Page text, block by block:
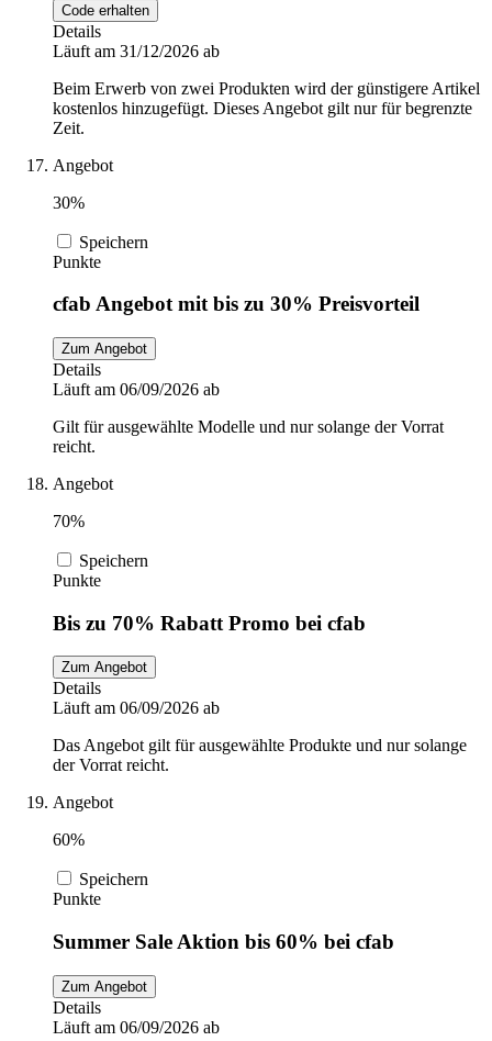
Code erhalten
Details
Läuft am 31/12/2026 ab
Beim Erwerb von zwei Produkten wird der günstigere Artikel
kostenlos hinzugefügt. Dieses Angebot gilt nur für begrenzte
Zeit.
Angebot
30%
Speichern
Punkte
cfab Angebot mit bis zu 30% Preisvorteil
Zum Angebot
Details
Läuft am 06/09/2026 ab
Gilt für ausgewählte Modelle und nur solange der Vorrat
reicht.
Angebot
70%
Speichern
Punkte
Bis zu 70% Rabatt Promo bei cfab
Zum Angebot
Details
Läuft am 06/09/2026 ab
Das Angebot gilt für ausgewählte Produkte und nur solange
der Vorrat reicht.
Angebot
60%
Speichern
Punkte
Summer Sale Aktion bis 60% bei cfab
Zum Angebot
Details
Läuft am 06/09/2026 ab